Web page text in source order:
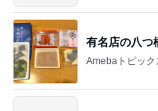
有名店の八つ
Amebaトピック